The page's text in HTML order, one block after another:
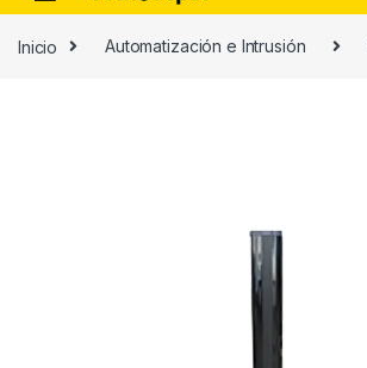
Inicio Automatización e Intrusión